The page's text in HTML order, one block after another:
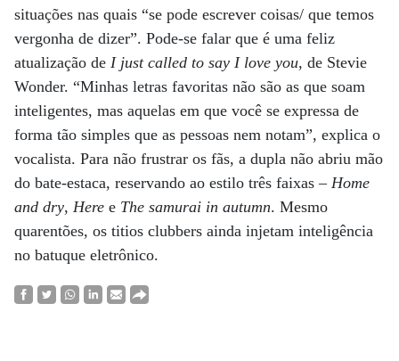
situações nas quais “se pode escrever coisas/ que temos
vergonha de dizer”. Pode-se falar que é uma feliz
atualização de I just called to say I love you, de Stevie
Wonder. “Minhas letras favoritas não são as que soam
inteligentes, mas aquelas em que você se expressa de
forma tão simples que as pessoas nem notam”, explica o
vocalista. Para não frustrar os fãs, a dupla não abriu mão
do bate-estaca, reservando ao estilo três faixas – Home
and dry, Here e The samurai in autumn. Mesmo
quarentões, os titios clubbers ainda injetam inteligência
no batuque eletrônico.